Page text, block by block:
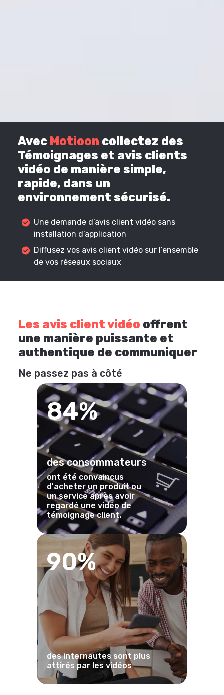
Avec Motioon collectez des
Témoignages et avis clients
vidéo de manière simple,
rapide, dans un
environnement sécurisé.
Une demande d’avis client vidéo sans
installation d’application
Diffusez vos avis client vidéo sur l’ensemble
de vos réseaux sociaux
Les avis client vidéo offrent
une manière puissante et
authentique de communiquer
Ne passez pas à côté
84%
des consommateurs
ont été convaincus
d'acheter un produit ou
un service après avoir
regardé une vidéo de
témoignage client.
90%
des internautes sont plus
attirés par les vidéos